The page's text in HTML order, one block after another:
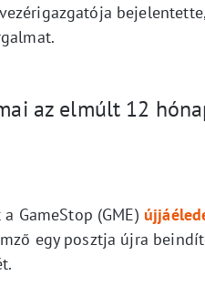
az elmúlt 12
GameStop (GME)
egy posztja újra